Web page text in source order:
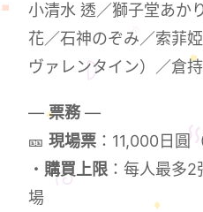
小清水 透／獅子堂あか
花／石神のぞみ／索菲
ヴァレンタイン）／倉
—票務 —
🎫現場票 ：11,000日圓
・ 購買上限 ：每人最多
場